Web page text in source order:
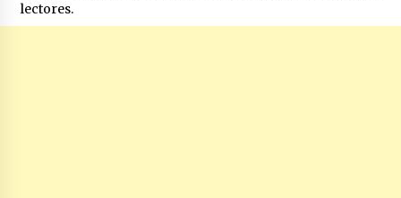
lectores.